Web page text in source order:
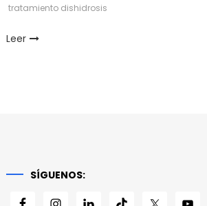
tratamiento dishidrosis
Leer
SÍGUENOS: